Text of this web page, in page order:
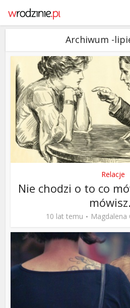
Archiwum -
Relacje
Nie chodzi o to co
10 lat temu Magdalena